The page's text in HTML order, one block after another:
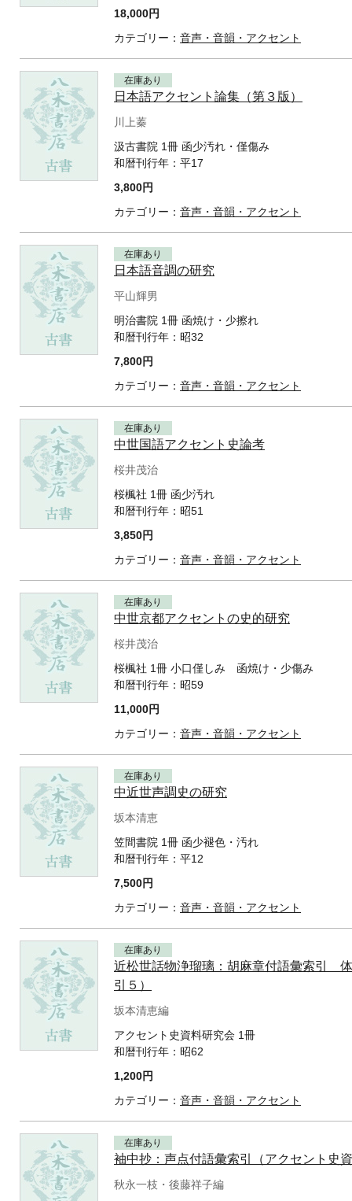
18,000円
カテゴリー： 音声・音韻・アクセント
在庫あり
日本語アクセント論集（第３版）
川上蓁
汲古書院 1冊 函少汚れ・僅傷み
和暦刊行年： 平17
3,800円
カテゴリー： 音声・音韻・アクセント
在庫あり
日本語音調の研究
平山輝男
明治書院 1冊 函焼け・少擦れ
和暦刊行年： 昭32
7,800円
カテゴリー： 音声・音韻・アクセント
在庫あり
中世国語アクセント史論考
桜井茂治
桜楓社 1冊 函少汚れ
和暦刊行年： 昭51
3,850円
カテゴリー： 音声・音韻・アクセント
在庫あり
中世京都アクセントの史的研究
桜井茂治
桜楓社 1冊 小口僅しみ 函焼け・少傷み
和暦刊行年： 昭59
11,000円
カテゴリー： 音声・音韻・アクセント
在庫あり
中近世声調史の研究
坂本清恵
笠間書院 1冊 函少褪色・汚れ
和暦刊行年： 平12
7,500円
カテゴリー： 音声・音韻・アクセント
在庫あり
近松世話物浄瑠璃：胡麻章付語彙索引
引５）
坂本清恵編
アクセント史資料研究会 1冊
和暦刊行年： 昭62
1,200円
カテゴリー： 音声・音韻・アクセント
在庫あり
袖中抄：声点付語彙索引（アクセント史
秋永一枝・後藤祥子編